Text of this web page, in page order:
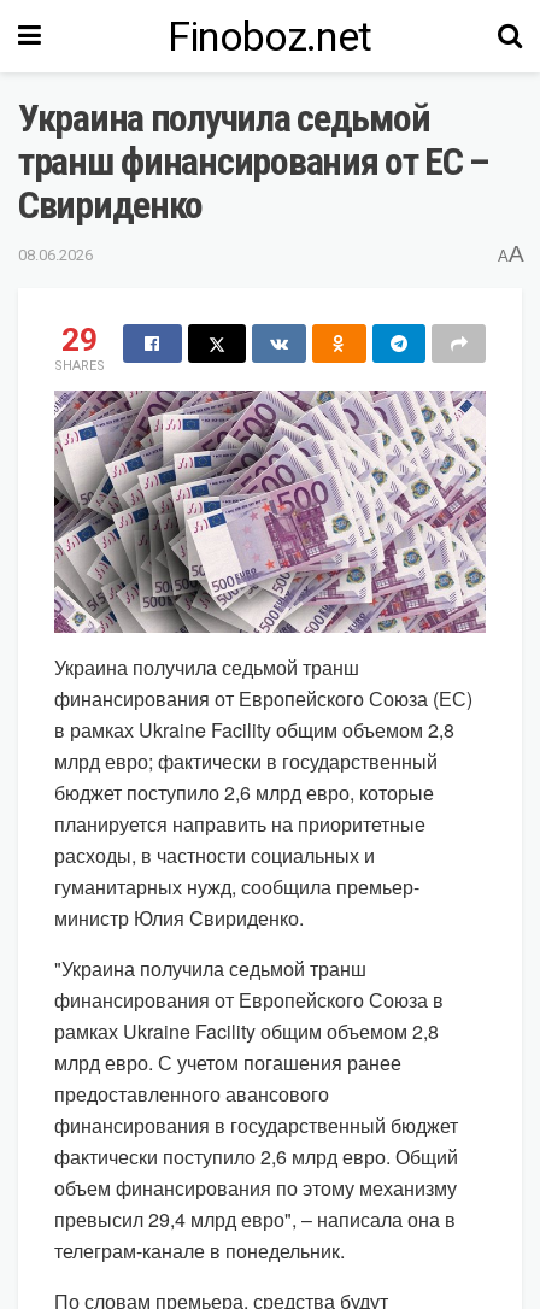
Finoboz.net
Украина получила седьмой
транш финансирования от ЕС –
Свириденко
08.06.2026 AA
29
SHARES
Украина получила седьмой транш
финансирования от Европейского Союза (ЕС)
в рамках Ukraine Facility общим объемом 2,8
млрд евро; фактически в государственный
бюджет поступило 2,6 млрд евро, которые
планируется направить на приоритетные
расходы, в частности социальных и
гуманитарных нужд, сообщила премьер-
министр Юлия Свириденко.
"Украина получила седьмой транш
финансирования от Европейского Союза в
рамках Ukraine Facility общим объемом 2,8
млрд евро. С учетом погашения ранее
предоставленного авансового
финансирования в государственный бюджет
фактически поступило 2,6 млрд евро. Общий
объем финансирования по этому механизму
превысил 29,4 млрд евро", – написала она в
телеграм-канале в понедельник.
По словам премьера, средства будут